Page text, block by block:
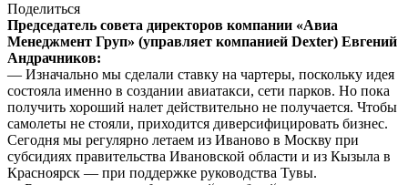
Поделиться
Председатель совета директоров компании «Авиа
Менеджмент Груп» (управляет компанией Dexter) Евгений
Андрачников:
— Изначально мы сделали ставку на чартеры, поскольку идея
состояла именно в создании авиатакси, сети парков. Но пока
получить хороший налет действительно не получается. Чтобы
самолеты не стояли, приходится диверсифицировать бизнес.
Сегодня мы регулярно летаем из Иваново в Москву при
субсидиях правительства Ивановской области и из Кызыла в
Красноярск — при поддержке руководства Тувы.